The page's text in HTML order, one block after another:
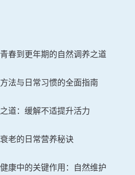
春到更年期的自然调养之道
法与日常习惯的全面指南
道：缓解不适提升活力
老的日常营养秘诀
康中的关键作用：自然维护